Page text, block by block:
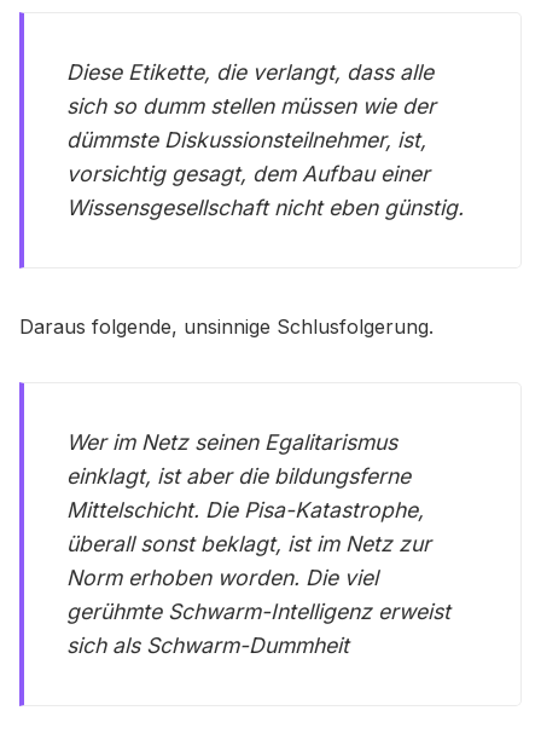
Diese Etikette, die verlangt, dass alle
sich so dumm stellen müssen wie der
dümmste Diskussionsteilnehmer, ist,
vorsichtig gesagt, dem Aufbau einer
Wissensgesellschaft nicht eben günstig.
Daraus folgende, unsinnige Schlusfolgerung.
Wer im Netz seinen Egalitarismus
einklagt, ist aber die bildungsferne
Mittelschicht. Die Pisa-Katastrophe,
überall sonst beklagt, ist im Netz zur
Norm erhoben worden. Die viel
gerühmte Schwarm-Intelligenz erweist
sich als Schwarm-Dummheit